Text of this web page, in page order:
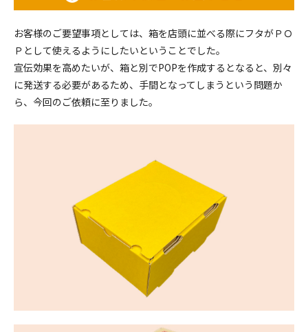
お客様のご要望事項としては、箱を店頭に並べる際にフタがＰＯ
Ｐとして使えるようにしたいということでした。
宣伝効果を高めたいが、箱と別でPOPを作成するとなると、別々
に発送する必要があるため、手間となってしまうという問題か
ら、今回のご依頼に至りました。